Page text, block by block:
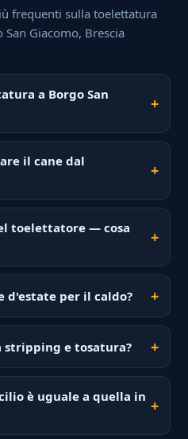
frequenti sulla toelettatura
Giacomo, Brescia
a Borgo San
il cane dal
toelettatore — cosa
d'estate per il caldo?
stripping e tosatura?
è uguale a quella in